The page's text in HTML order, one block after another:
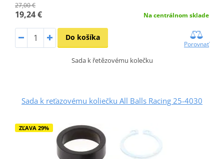
27,00 €
19,24 € Na centrálnom sklade
Do košíka
Porovnať
Sada k řetězovému kolečku
Sada k reťazovému koliečku All Balls Racing 25-4030
ZĽAVA 29%